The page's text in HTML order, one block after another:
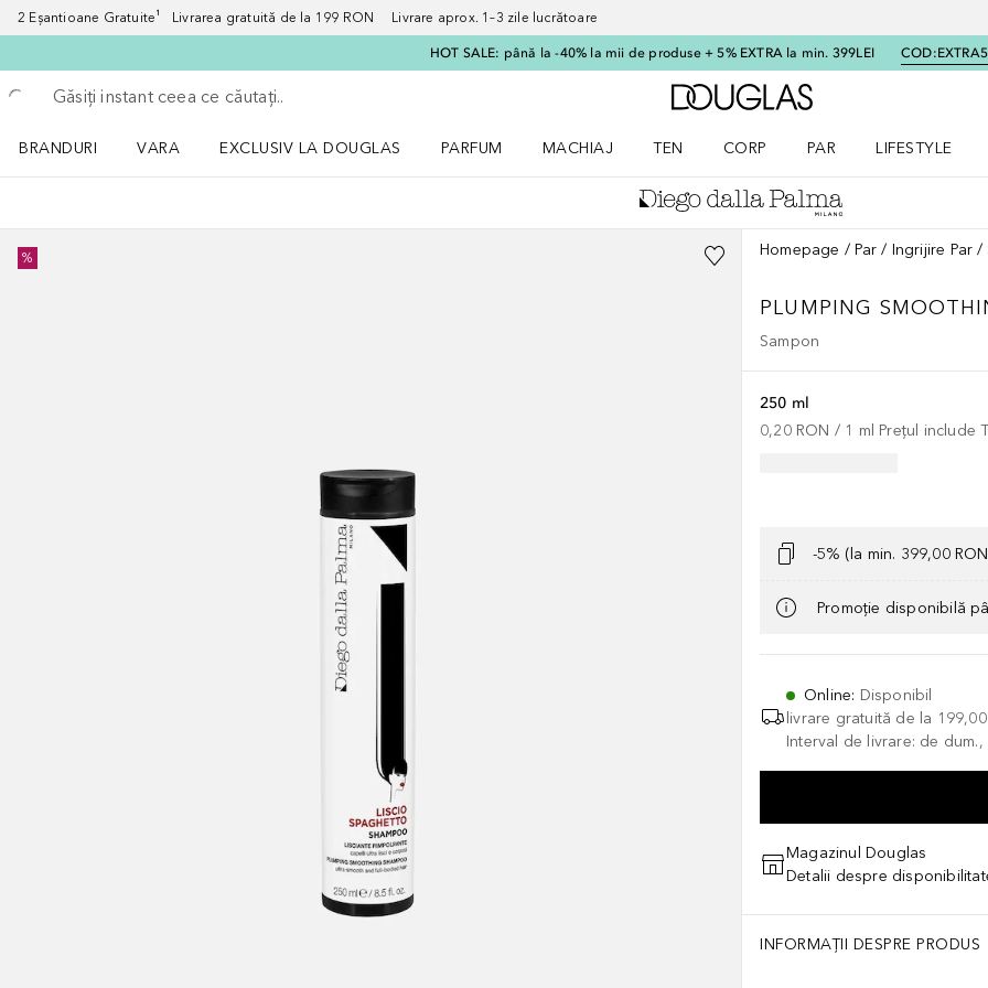
2 Eșantioane Gratuite¹ Livrarea gratuită de la 199 RON Livrare aprox. 1–3 zile lucrătoare
HOT SALE: până la -40% la mii de produse + 5% EXTRA la min. 399LEI COD:
Înapoi
Executați căutarea
Către pagina principală
BRANDURI
VARA
EXCLUSIV LA DOUGLAS
PARFUM
MACHIAJ
TEN
CORP
PAR
LIFESTYLE
% Homepage Par Ingrijire Par
PLUMPING
Sampon
250 ml
0,20 RON / 1 ml Prețul include
-5% (la min. 399,00
Promoție disponibilă
Online: Disponibil
livrare gratuită de la
Interval de livrare: de
Magazinul Douglas
Detalii despre
INFORMAȚII DESPRE PRODUS